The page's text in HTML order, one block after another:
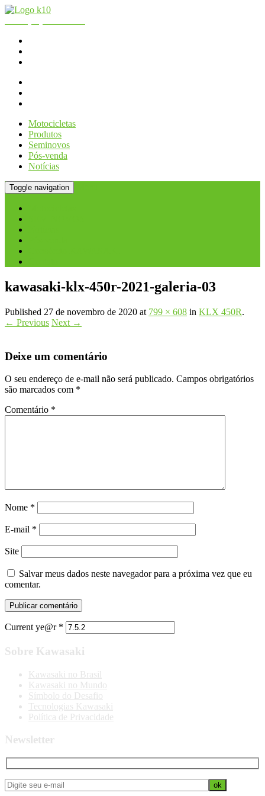
Motocicletas
Produtos
Seminovos
Pós-venda
Notícias
Toggle navigation
kawasaki-klx-450r-2021-galeria-03
Published 27 de novembro de 2020 at 799 × 608 in KLX 450R.
← Previous Next →
Deixe um comentário
O seu endereço de e-mail não será publicado. Campos obrigatórios
são marcados com *
Comentário *
Nome *
E-mail *
Site
Salvar meus dados neste navegador para a próxima vez que eu
comentar.
Current ye@r *
Sobre Kawasaki
Kawasaki no Brasil
Kawasaki no Mundo
Símbolo do Desafio
Tecnologias Kawasaki
Política de Privacidade
Newsletter